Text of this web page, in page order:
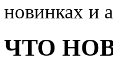
новинках и
ЧТО